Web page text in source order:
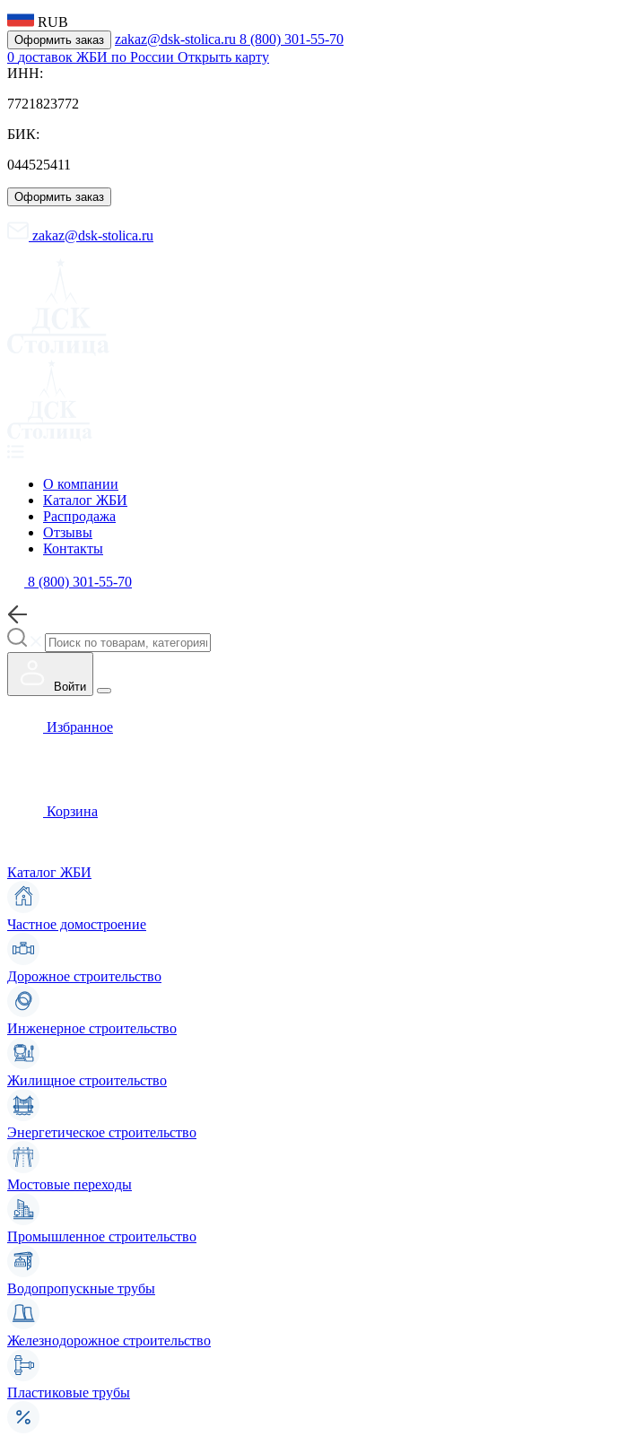
RUB
Оформить заказ zakaz@dsk-stolica.ru 8 (800) 301-55-70
0 доставок ЖБИ по России Открыть карту
ИНН:
7721823772
БИК:
044525411
Оформить заказ
zakaz@dsk-stolica.ru
О компании
Каталог ЖБИ
Распродажа
Отзывы
Контакты
8 (800) 301-55-70
Войти
Избранное
Корзина
Каталог ЖБИ
Частное домостроение
Дорожное строительство
Инженерное строительство
Жилищное строительство
Энергетическое строительство
Мостовые переходы
Промышленное строительство
Водопропускные трубы
Железнодорожное строительство
Пластиковые трубы